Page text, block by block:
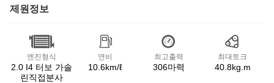
제원정보
엔진형식
2.0 I4 터보 가솔
린직접분사
연비
10.6km/ℓ
최고출력
306마력
최대토크
40.8kg.m